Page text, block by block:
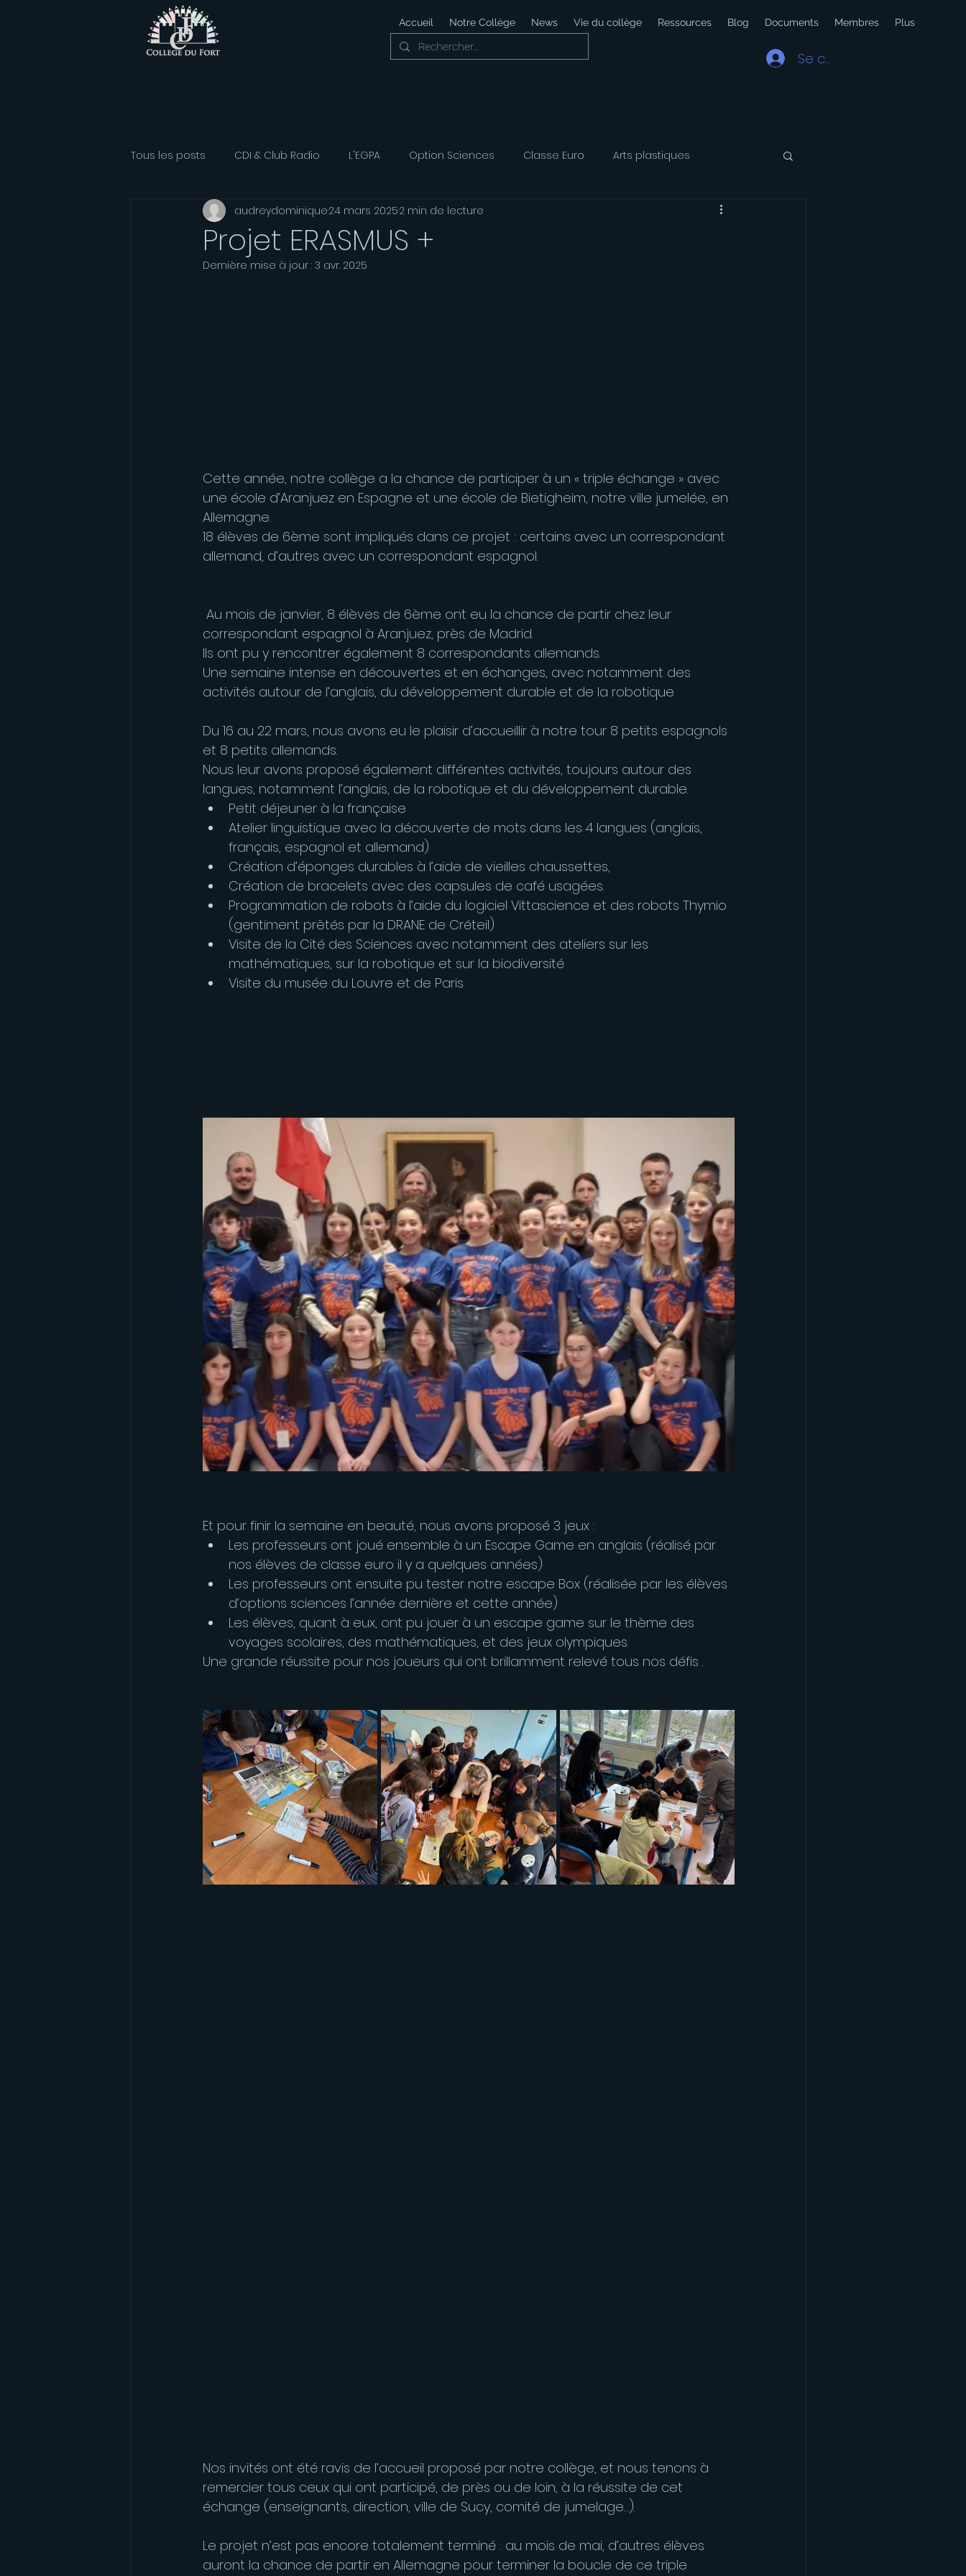
Accueil Notre Collège News Vie du collège Ressources Blog Documents Membres Plus
Se connecter
Tous les posts CDI & Club Radio L'EGPA Option Sciences Classe Euro Arts plastiques
Classe Athlétisme Option Développement Durable Foyer Socio-éducatif Voyage
Association sportive Français Option Musique
Projet ERASMUS +
audreydominique24 mars 20252 min de lecture
Dernière mise à jour : 3 avr. 2025
Cette année, notre collège a la chance de participer à un « triple échange » avec
une école d’Aranjuez en Espagne et une école de Bietigheim, notre ville jumelée, en
Allemagne.
18 élèves de 6ème sont impliqués dans ce projet : certains avec un correspondant
allemand, d’autres avec un correspondant espagnol.
Au mois de janvier, 8 élèves de 6ème ont eu la chance de partir chez leur
correspondant espagnol à Aranjuez, près de Madrid.
Ils ont pu y rencontrer également 8 correspondants allemands.
Une semaine intense en découvertes et en échanges, avec notamment des
activités autour de l’anglais, du développement durable et de la robotique.
Du 16 au 22 mars, nous avons eu le plaisir d’accueillir à notre tour 8 petits espagnols
et 8 petits allemands.
Nous leur avons proposé également différentes activités, toujours autour des
langues, notamment l’anglais, de la robotique et du développement durable.
Petit déjeuner à la française
Atelier linguistique avec la découverte de mots dans les 4 langues (anglais,
français, espagnol et allemand)
Création d’éponges durables à l’aide de vieilles chaussettes,
Création de bracelets avec des capsules de café usagées.
Programmation de robots à l’aide du logiciel Vittascience et des robots Thymio
(gentiment prêtés par la DRANE de Créteil)
Visite de la Cité des Sciences avec notamment des ateliers sur les
mathématiques, sur la robotique et sur la biodiversité
Visite du musée du Louvre et de Paris
Et pour finir la semaine en beauté, nous avons proposé 3 jeux :
Les professeurs ont joué ensemble à un Escape Game en anglais (réalisé par
nos élèves de classe euro il y a quelques années)
Les professeurs ont ensuite pu tester notre escape Box (réalisée par les élèves
d’options sciences l’année dernière et cette année)
Les élèves, quant à eux, ont pu jouer à un escape game sur le thème des
voyages scolaires, des mathématiques, et des jeux olympiques.
Une grande réussite pour nos joueurs qui ont brillamment relevé tous nos défis .
Nos invités ont été ravis de l’accueil proposé par notre collège, et nous tenons à
remercier tous ceux qui ont participé, de près ou de loin, à la réussite de cet
échange (enseignants, direction, ville de Sucy, comité de jumelage…).
Le projet n’est pas encore totalement terminé : au mois de mai, d’autres élèves
auront la chance de partir en Allemagne pour terminer la boucle de ce triple